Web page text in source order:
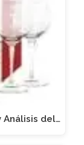
Análisis del…